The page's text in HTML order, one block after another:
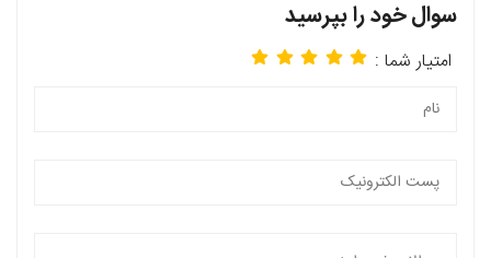
سوال خود را بپرسید
امتیار شما :